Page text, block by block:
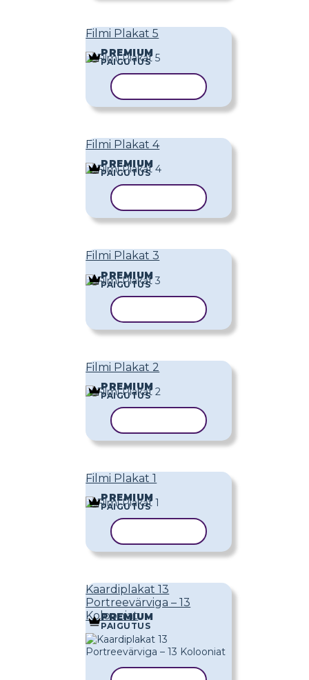
Filmi Plakat 5
PREMIUM
PAIGUTUS
Filmi Plakat 4
PREMIUM
PAIGUTUS
Filmi Plakat 3
PREMIUM
PAIGUTUS
Filmi Plakat 2
PREMIUM
PAIGUTUS
Filmi Plakat 1
PREMIUM
PAIGUTUS
Kaardiplakat 13
Portreevärviga – 13
Kolooniat
PREMIUM
PAIGUTUS